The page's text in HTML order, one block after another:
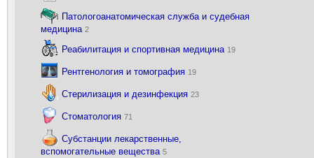
Патологоанатомическая служба и судебная
медицина 2
Реабилитация и спортивная медицина 19
Рентгенология и томография 19
Стерилизация и дезинфекция 23
Стоматология 71
Субстанции лекарственные,
вспомогательные вещества 5